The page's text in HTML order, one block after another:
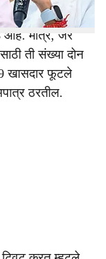
आहे. मात्र, जर
ती संख्या दोन
खासदार फूटले
ठरतील.